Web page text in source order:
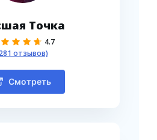
Точка
4.7
отзывов)
Смотреть